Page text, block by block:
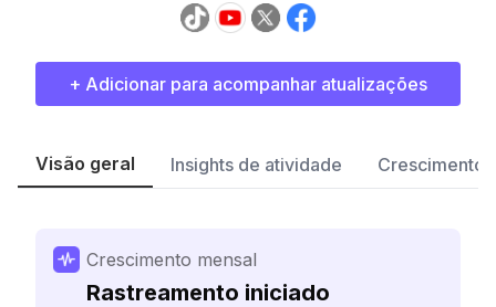
+ Adicionar para acompanhar atualizações
Visão geral Insights de atividade Crescimento
Crescimento mensal
Rastreamento iniciado